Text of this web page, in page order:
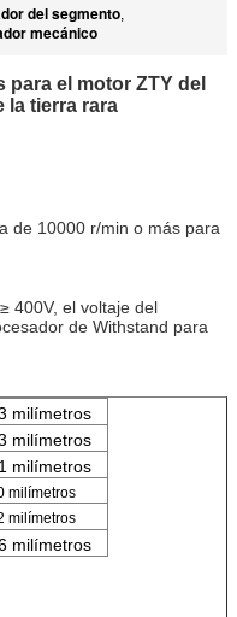
del segmento,
mecánico
el motor ZTY del
la tierra rara
de 10000 r/min o más para
≥ 400V, el voltaje del
de Withstand para
milímetros
milímetros
milímetros
milímetros
milímetros
milímetros